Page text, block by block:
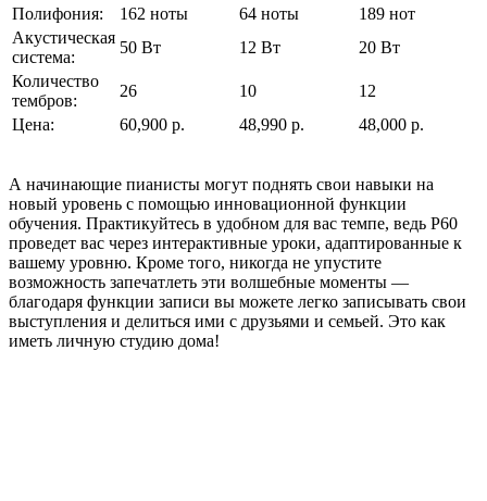
Полифония:
162 ноты 64 ноты
189 нот
Акустическая
система:
50 Вт 12 Вт
20 Вт
Количество
тембров:
26 10
12
Цена:
60,900 р. 48,990 р. 48,000 р.
А начинающие пианисты могут поднять свои навыки на
новый уровень с помощью инновационной функции
обучения. Практикуйтесь в удобном для вас темпе, ведь P60
проведет вас через интерактивные уроки, адаптированные к
вашему уровню. Кроме того, никогда не упустите
возможность запечатлеть эти волшебные моменты —
благодаря функции записи вы можете легко записывать свои
выступления и делиться ими с друзьями и семьей. Это как
иметь личную студию дома!